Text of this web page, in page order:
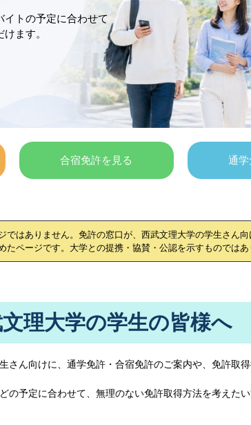
イトの予定に合わせて
ます。
合宿免許を見る 通
ではありません。免許の窓口が、 西武文理大学の学生さん向
たページです。大学との提携・協賛・公認を示すものでは
理大学の学生の皆様へ
さん向けに、通学免許・合宿免許のご案内や、免許取
の予定に合わせて、無理のない免許取得方法を考えた